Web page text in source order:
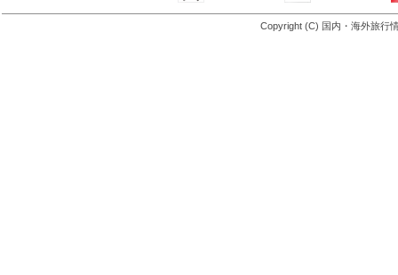
威酒店)
三つ星
Copyright (C) 国内・海外旅行